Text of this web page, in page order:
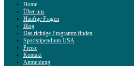
Home
Über uns
Häufige Fragen
Blog
Das richtige Programm finden
Sportstipendium USA
Preise
Kontakt
Anmeldung